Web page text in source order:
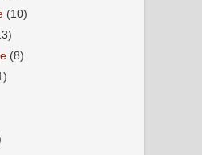
(10)
(8)